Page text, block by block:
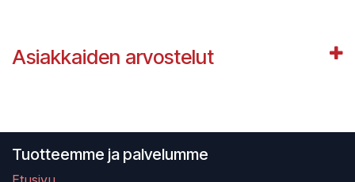
Asiakkaiden arvostelut
Tuotteemme ja palvelumme